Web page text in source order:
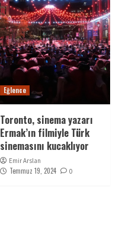
Eğlence
Toronto, sinema yazarı
Ermak’ın filmiyle Türk
sinemasını kucaklıyor
Emir Arslan
Temmuz 19, 2024 0